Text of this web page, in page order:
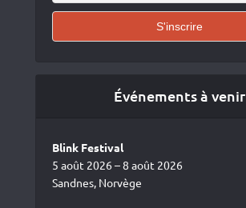
Événements à venir
Blink Festival
5 août 2026 – 8 août 2026
Sandnes, Norvège